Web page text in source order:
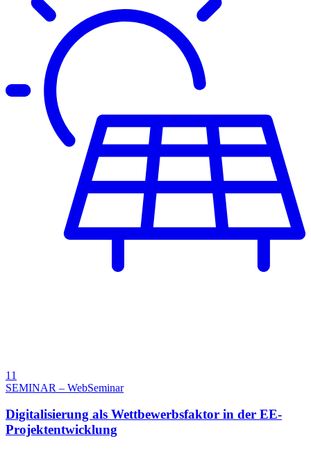
11
SEMINAR – WebSeminar
Digitalisierung als Wettbewerbsfaktor in der EE-
Projektentwicklung